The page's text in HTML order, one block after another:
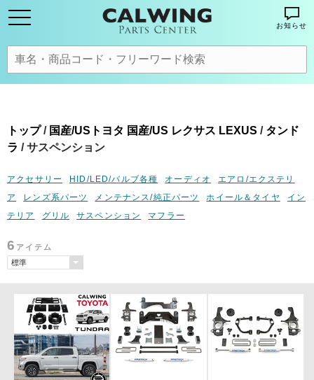
お知らせ
トップ/ 国産/USトヨタ 国産/US レクサス LEXUS / タンド
ラ / サスペンション
アクセサリー HID/LED/バルブ各種 オーディオ
エアロ/エクステリ
ア
レンズ系パーツ メンテナンス/純正パーツ ホイール＆タイヤ
イン
テリア
グリル サスペンション マフラー
6 アイテム